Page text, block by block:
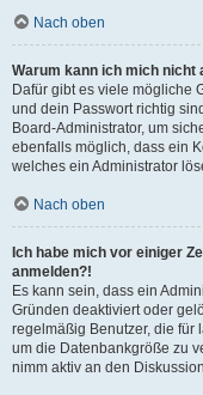
Nach oben
Warum kann ich mich nicht
Dafür gibt es viele mögliche
und dein Passwort richtig
Board-Administrator, um
ebenfalls möglich, dass ein
welches ein Administrator
Nach oben
Ich habe mich vor einiger
anmelden?!
Es kann sein, dass ein
Gründen deaktiviert oder
regelmäßig Benutzer, die für
um die Datenbankgröße zu
nimm aktiv an den